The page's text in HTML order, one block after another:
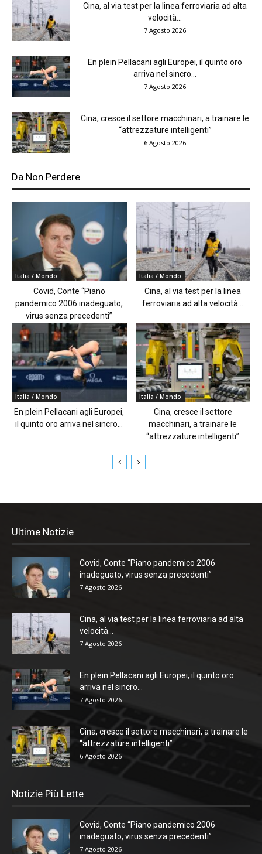
Cina, al via test per la linea ferroviaria ad alta
velocità...
7 Agosto 2026
En plein Pellacani agli Europei, il quinto oro
arriva nel sincro...
7 Agosto 2026
Cina, cresce il settore macchinari, a trainare le
“attrezzature intelligenti”
6 Agosto 2026
Da Non Perdere
Italia / Mondo
Covid, Conte “Piano
pandemico 2006 inadeguato,
virus senza precedenti”
Italia / Mondo
Cina, al via test per la linea
ferroviaria ad alta velocità...
Italia / Mondo
En plein Pellacani agli Europei,
il quinto oro arriva nel sincro...
Italia / Mondo
Cina, cresce il settore
macchinari, a trainare le
“attrezzature intelligenti”
Ultime Notizie
Covid, Conte “Piano pandemico 2006
inadeguato, virus senza precedenti”
7 Agosto 2026
Cina, al via test per la linea ferroviaria ad alta
velocità...
7 Agosto 2026
En plein Pellacani agli Europei, il quinto oro
arriva nel sincro...
7 Agosto 2026
Cina, cresce il settore macchinari, a trainare le
“attrezzature intelligenti”
6 Agosto 2026
Notizie Più Lette
Covid, Conte “Piano pandemico 2006
inadeguato, virus senza precedenti”
7 Agosto 2026